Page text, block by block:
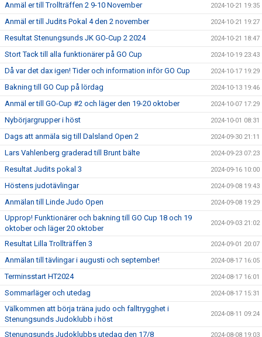
Anmäl er till Trollträffen 2 9-10 November 2024-10-21 19:35
Anmäl er till Judits Pokal 4 den 2 november 2024-10-21 19:27
Resultat Stenungsunds JK GO-Cup 2 2024 2024-10-21 18:47
Stort Tack till alla funktionärer på GO Cup 2024-10-19 23:43
Då var det dax igen! Tider och information inför GO Cup 2024-10-17 19:29
Bakning till GO Cup på lördag 2024-10-13 19:46
Anmäl er till GO-Cup #2 och läger den 19-20 oktober 2024-10-07 17:29
Nybörjargrupper i höst 2024-10-01 08:31
Dags att anmäla sig till Dalsland Open 2 2024-09-30 21:11
Lars Vahlenberg graderad till Brunt bälte 2024-09-23 07:23
Resultat Judits pokal 3 2024-09-16 10:00
Höstens judotävlingar 2024-09-08 19:43
Anmälan till Linde Judo Open 2024-09-08 19:29
Upprop! Funktionärer och bakning till GO Cup 18 och 19
oktober och läger 20 oktober
2024-09-03 21:02
Resultat Lilla Trollträffen 3 2024-09-01 20:07
Anmälan till tävlingar i augusti och september! 2024-08-17 16:05
Terminsstart HT2024 2024-08-17 16:01
Sommarläger och utedag 2024-08-17 15:31
Välkommen att börja träna judo och falltrygghet i
Stenungsunds Judoklubb i höst
2024-08-11 09:24
Stenungsunds Judoklubbs utedag den 17/8 2024-08-08 19:03